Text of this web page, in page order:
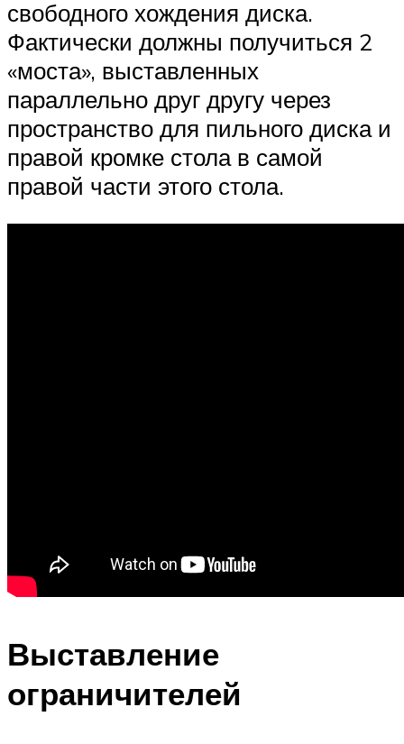
свободного хождения диска.
Фактически должны получиться 2
«моста», выставленных
параллельно друг другу через
пространство для пильного диска и
правой кромке стола в самой
правой части этого стола.
Выставление
ограничителей